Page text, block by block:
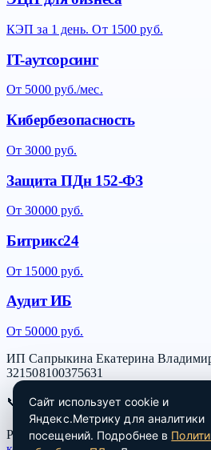
КЭП за 1 день. От 1500 руб.
IT-аутсорсинг
От 5000 руб./мес.
Кибербезопасность
От 3000 руб.
Защита ПДн 152-ФЗ
От 30000 руб.
Битрикс24
От 15000 руб.
Аудит ИБ
От 50000 руб.
ИП Сапрыкина Екатерина
321508100375631
📞 +7 991 533-90-46| ✉️
Режим работы: пн–пт 09:00–18:00 |
Сайт использует cookie и
Яндекс.Метрику для аналитики
посещений. Подробнее в